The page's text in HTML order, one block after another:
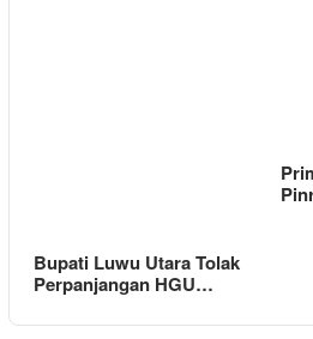
Bupati Luwu Utara Tolak
Perpanjangan HGU…